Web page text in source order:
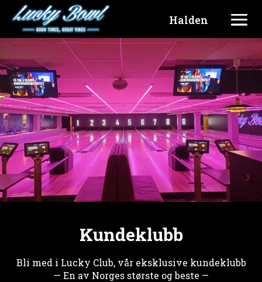
Halden
Kundeklubb
Bli med i Lucky Club, vår eksklusive kundeklubb
— En av Norges største og beste —